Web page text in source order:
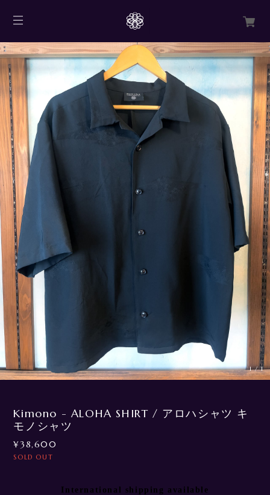
1/1
Kimono - ALOHA SHIRT / アロハシャツ キ
モノシャツ
¥38,600
SOLD OUT
International shipping available